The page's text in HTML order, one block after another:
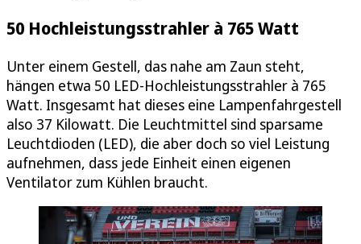
50 Hochleistungsstrahler à 765 Watt
Unter einem Gestell, das nahe am Zaun steht,
hängen etwa 50 LED-Hochleistungsstrahler à 765
Watt. Insgesamt hat dieses eine Lampenfahrgestell
also 37 Kilowatt. Die Leuchtmittel sind sparsame
Leuchtdioden (LED), die aber doch so viel Leistung
aufnehmen, dass jede Einheit einen eigenen
Ventilator zum Kühlen braucht.